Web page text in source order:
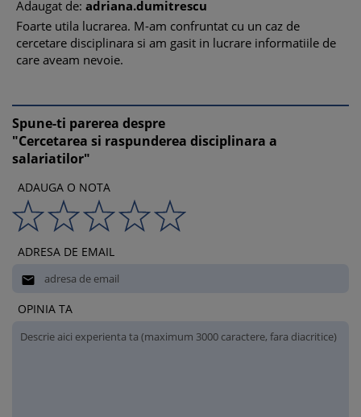
10. Radierea sanctiunii
11. Contestarea sanctiunii
12. Cercetarea disciplinara a avertizorilor in interes public
2. Alege sanctiunea potrivita
3. Consecinte salariat in urma aplicarii sanctiunii
4. Alte sanctiuni disciplinare neprevazute in Codul muncii
Procedura concedierii disciplinare ca sanctiune
1. Intocmirea referatului constatator (procesul-verbal de
constatare)
2. Convocarea salariatului
3. Ascultarea salariatului
5. Comunicarea deciziei de concediere
1. Avertisment scris
Adaugat de: adriana.dumitrescu
Foarte utila lucrarea. M-am confruntat cu un caz de
cercetare disciplinara si am gasit in lucrare informatiile de
care aveam nevoie.
Spune-ti parerea despre
"Cercetarea si raspunderea disciplinara a
salariatilor"
ADAUGA O NOTA
ADRESA DE EMAIL

OPINIA TA